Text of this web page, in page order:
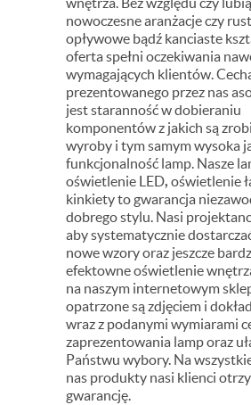
nowoczesne aranżacje czy
opływowe bądź kanciaste
oferta spełni oczekiwania
wymagających klientów.
prezentowanego przez nas
jest staranność w dobieraniu
komponentów z jakich są
wyroby i tym samym wysoka
funkcjonalność lamp. Nasze
oświetlenie LED, oświetlenie
kinkietyto gwarancja
dobrego stylu. Nasi
aby systematycznie
nowe wzory oraz jeszcze
efektowne oświetlenie
na naszym internetowym
opatrzone są zdjęciem i
wraz z podanymi wymiarami
zaprezentowania lamp oraz
Państwu wybory. Na
nas produkty nasi klienci
gwarancję.